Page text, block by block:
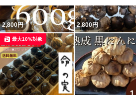
営業許可証(画像にて掲載)
にて作っていますのでご安心下さい
2,800円 いいね！
2,800円
最大10%対象